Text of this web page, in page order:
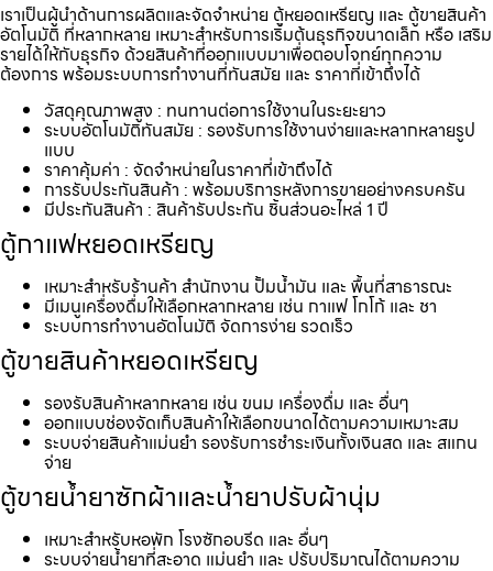
เราเป็นผู้นำด้านการผลิตและจัดจำหน่าย ตู้หยอดเหรียญ และ ตู้ขายสินค้า
อัตโนมัติ ที่หลากหลาย เหมาะสำหรับการเริ่มต้นธุรกิจขนาดเล็ก หรือ เสริม
รายได้ให้กับธุรกิจ ด้วยสินค้าที่ออกแบบมาเพื่อตอบโจทย์ทุกความ
ต้องการ พร้อมระบบการทำงานที่ทันสมัย และ ราคาที่เข้าถึงได้
วัสดุคุณภาพสูง : ทนทานต่อการใช้งานในระยะยาว
ระบบอัตโนมัติทันสมัย : รองรับการใช้งานง่ายและหลากหลายรูป
แบบ
ราคาคุ้มค่า : จัดจำหน่ายในราคาที่เข้าถึงได้
การรับประกันสินค้า : พร้อมบริการหลังการขายอย่างครบครัน
มีประกันสินค้า : สินค้ารับประกัน ชิ้นส่วนอะไหล่ 1 ปี
ตู้กาแฟหยอดเหรียญ
เหมาะสำหรับร้านค้า สำนักงาน ปั้มน้ำมัน และ พื้นที่สาธารณะ
มีเมนูเครื่องดื่มให้เลือกหลากหลาย เช่น กาแฟ โกโก้ และ ชา
ระบบการทำงานอัตโนมัติ จัดการง่าย รวดเร็ว
ตู้ขายสินค้าหยอดเหรียญ
รองรับสินค้าหลากหลาย เช่น ขนม เครื่องดื่ม และ อื่นๆ
ออกแบบช่องจัดเก็บสินค้าให้เลือกขนาดได้ตามความเหมาะสม
ระบบจ่ายสินค้าแม่นยำ รองรับการชำระเงินทั้งเงินสด และ สแกน
จ่าย
ตู้ขายน้ำยาซักผ้าและน้ำยาปรับผ้านุ่ม
เหมาะสำหรับหอพัก โรงซักอบรีด และ อื่นๆ
ระบบจ่ายน้ำยาที่สะอาด แม่นยำ และ ปรับปริมาณได้ตามความ